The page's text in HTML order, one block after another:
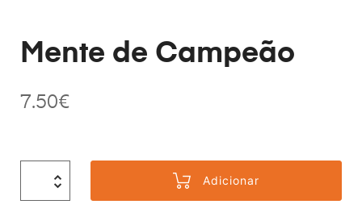
Mente de Campeão
7.50€
Adicionar